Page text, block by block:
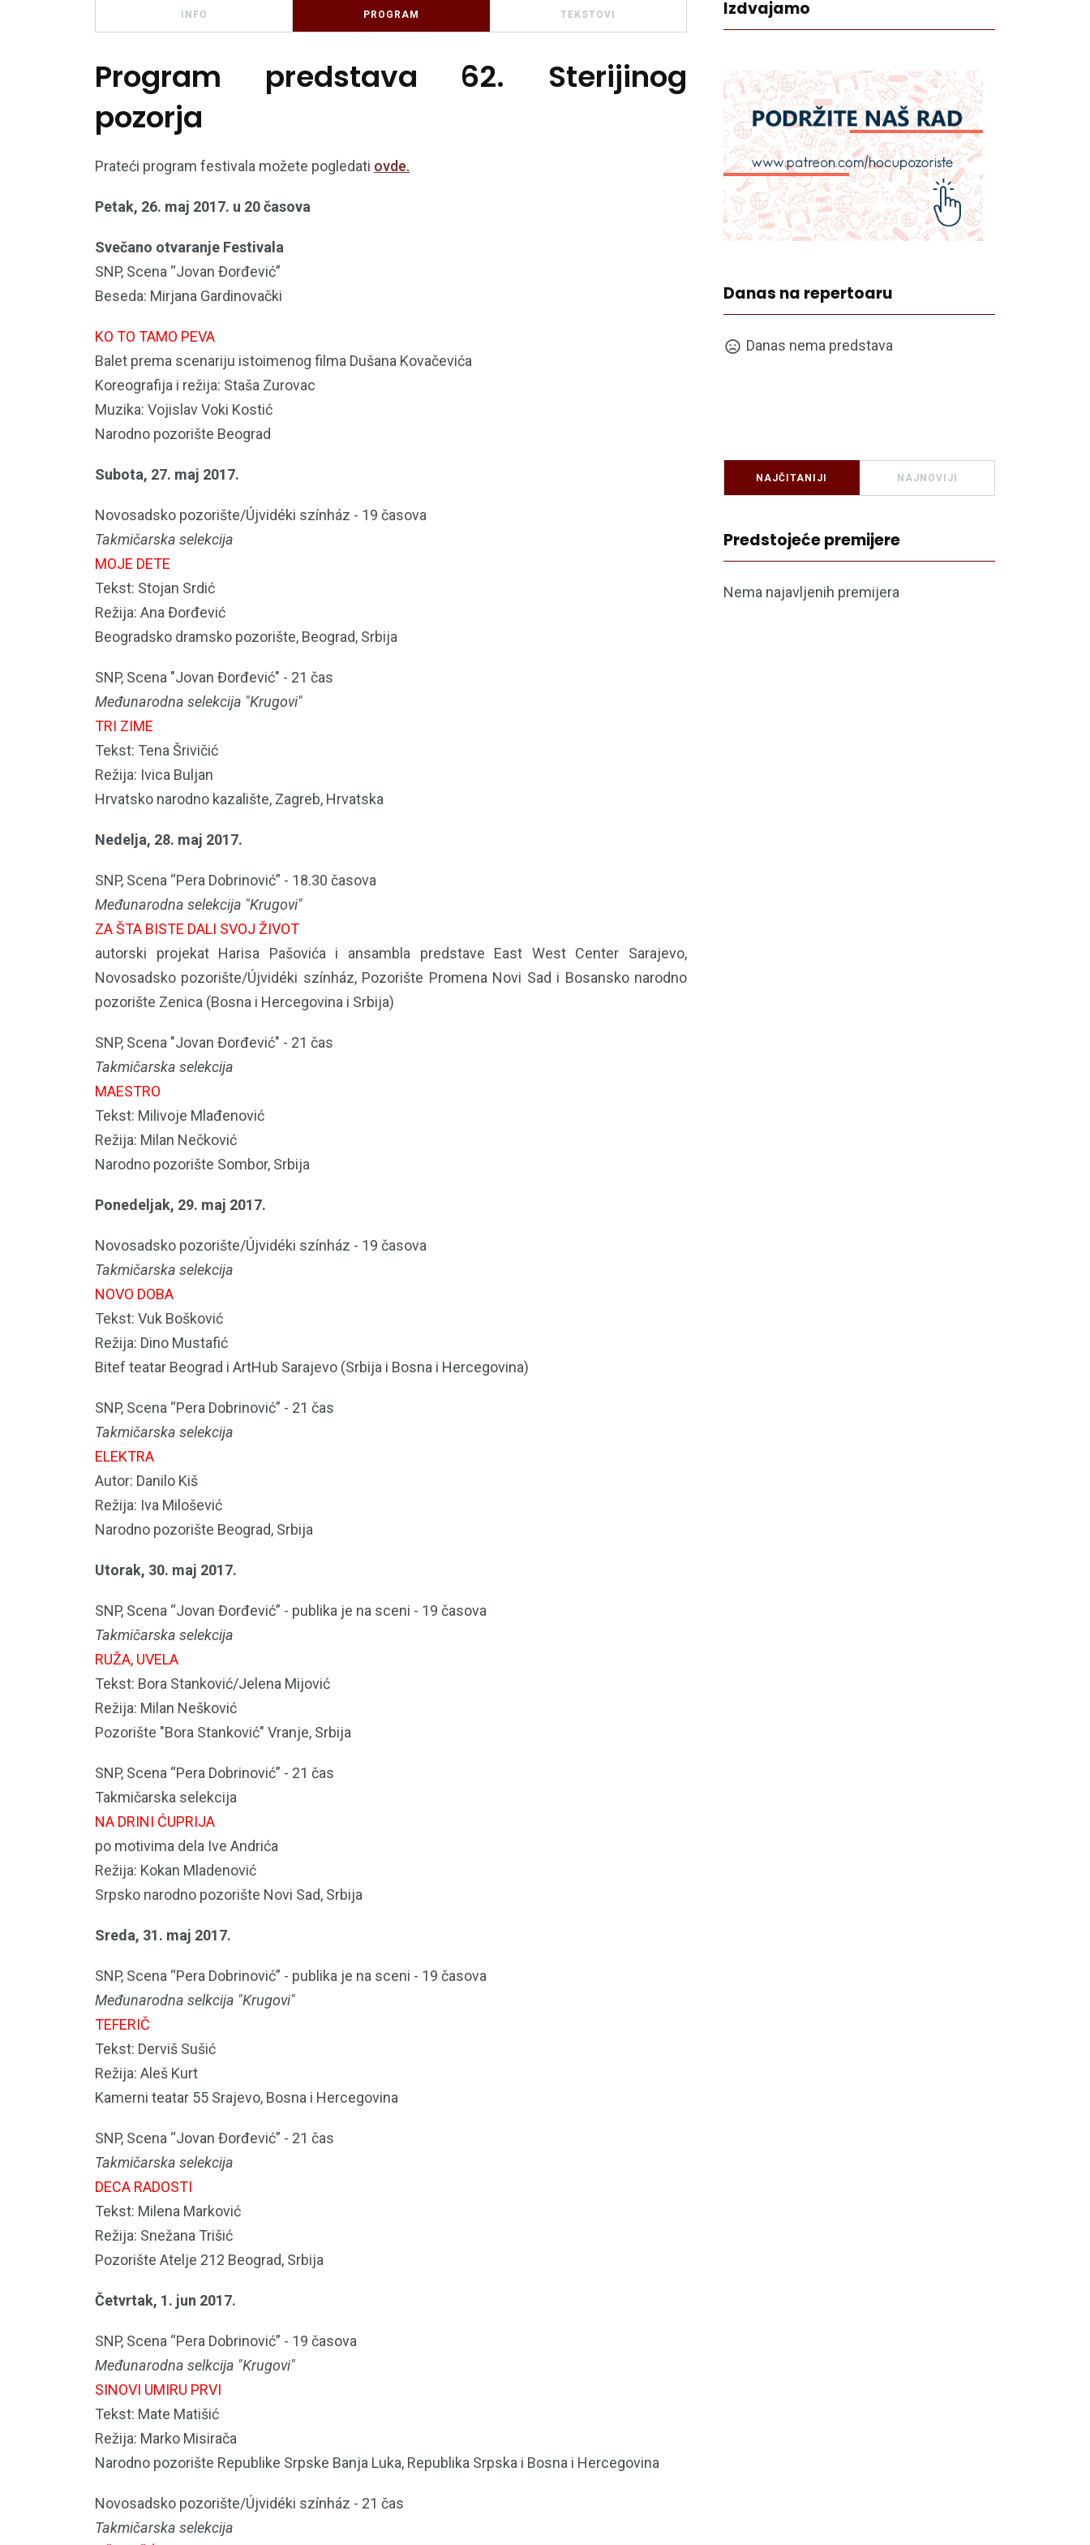
INFO PROGRAM TEKSTOVI
Program predstava 62. Sterijinog
pozorja
Prateći program festivala možete pogledati ovde.
Petak, 26. maj 2017. u 20 časova
Svečano otvaranje Festivala
SNP, Scena “Jovan Đorđević”
Beseda: Mirjana Gardinovački
KO TO TAMO PEVA
Balet prema scenariju istoimenog filma Dušana Kovačevića
Koreografija i režija: Staša Zurovac
Muzika: Vojislav Voki Kostić
Narodno pozorište Beograd
Subota, 27. maj 2017.
Novosadsko pozorište/Újvidéki színház - 19 časova
Takmičarska selekcija
MOJE DETE
Tekst: Stojan Srdić
Režija: Ana Đorđević
Beogradsko dramsko pozorište, Beograd, Srbija
SNP, Scena "Jovan Đorđević" - 21 čas
Međunarodna selekcija "Krugovi"
TRI ZIME
Tekst: Tena Šrivičić
Režija: Ivica Buljan
Hrvatsko narodno kazalište, Zagreb, Hrvatska
Nedelja, 28. maj 2017.
SNP, Scena “Pera Dobrinović” - 18.30 časova
Međunarodna selekcija "Krugovi"
ZA ŠTA BISTE DALI SVOJ ŽIVOT
autorski projekat Harisa Pašovića i ansambla predstave East West Center Sarajevo,
Novosadsko pozorište/Újvidéki színház, Pozorište Promena Novi Sad i Bosansko narodno
pozorište Zenica (Bosna i Hercegovina i Srbija)
SNP, Scena "Jovan Đorđević" - 21 čas
Takmičarska selekcija
MAESTRO
Tekst: Milivoje Mlađenović
Režija: Milan Nečković
Narodno pozorište Sombor, Srbija
Ponedeljak, 29. maj 2017.
Novosadsko pozorište/Újvidéki színház - 19 časova
Takmičarska selekcija
NOVO DOBA
Tekst: Vuk Bošković
Režija: Dino Mustafić
Bitef teatar Beograd i ArtHub Sarajevo (Srbija i Bosna i Hercegovina)
SNP, Scena “Pera Dobrinović” - 21 čas
Takmičarska selekcija
ELEKTRA
Autor: Danilo Kiš
Režija: Iva Milošević
Narodno pozorište Beograd, Srbija
Utorak, 30. maj 2017.
SNP, Scena “Jovan Đorđević” - publika je na sceni - 19 časova
Takmičarska selekcija
RUŽA, UVELA
Tekst: Bora Stanković/Jelena Mijović
Režija: Milan Nešković
Pozorište "Bora Stanković" Vranje, Srbija
SNP, Scena “Pera Dobrinović” - 21 čas
Takmičarska selekcija
NA DRINI ĆUPRIJA
po motivima dela Ive Andrića
Režija: Kokan Mladenović
Srpsko narodno pozorište Novi Sad, Srbija
Sreda, 31. maj 2017.
SNP, Scena “Pera Dobrinović” - publika je na sceni - 19 časova
Međunarodna selkcija "Krugovi"
TEFERIČ
Tekst: Derviš Sušić
Režija: Aleš Kurt
Kamerni teatar 55 Srajevo, Bosna i Hercegovina
SNP, Scena “Jovan Đorđević” - 21 čas
Takmičarska selekcija
DECA RADOSTI
Tekst: Milena Marković
Režija: Snežana Trišić
Pozorište Atelje 212 Beograd, Srbija
Četvrtak, 1. jun 2017.
SNP, Scena “Pera Dobrinović” - 19 časova
Međunarodna selkcija "Krugovi"
SINOVI UMIRU PRVI
Tekst: Mate Matišić
Režija: Marko Misirača
Narodno pozorište Republike Srpske Banja Luka, Republika Srpska i Bosna i Hercegovina
Novosadsko pozorište/Újvidéki színház - 21 čas
Takmičarska selekcija
Izdvajamo
Danas na repertoaru
Danas nema predstava
NAJČITANIJI NAJNOVIJI
Predstojeće premijere
Nema najavljenih premijera